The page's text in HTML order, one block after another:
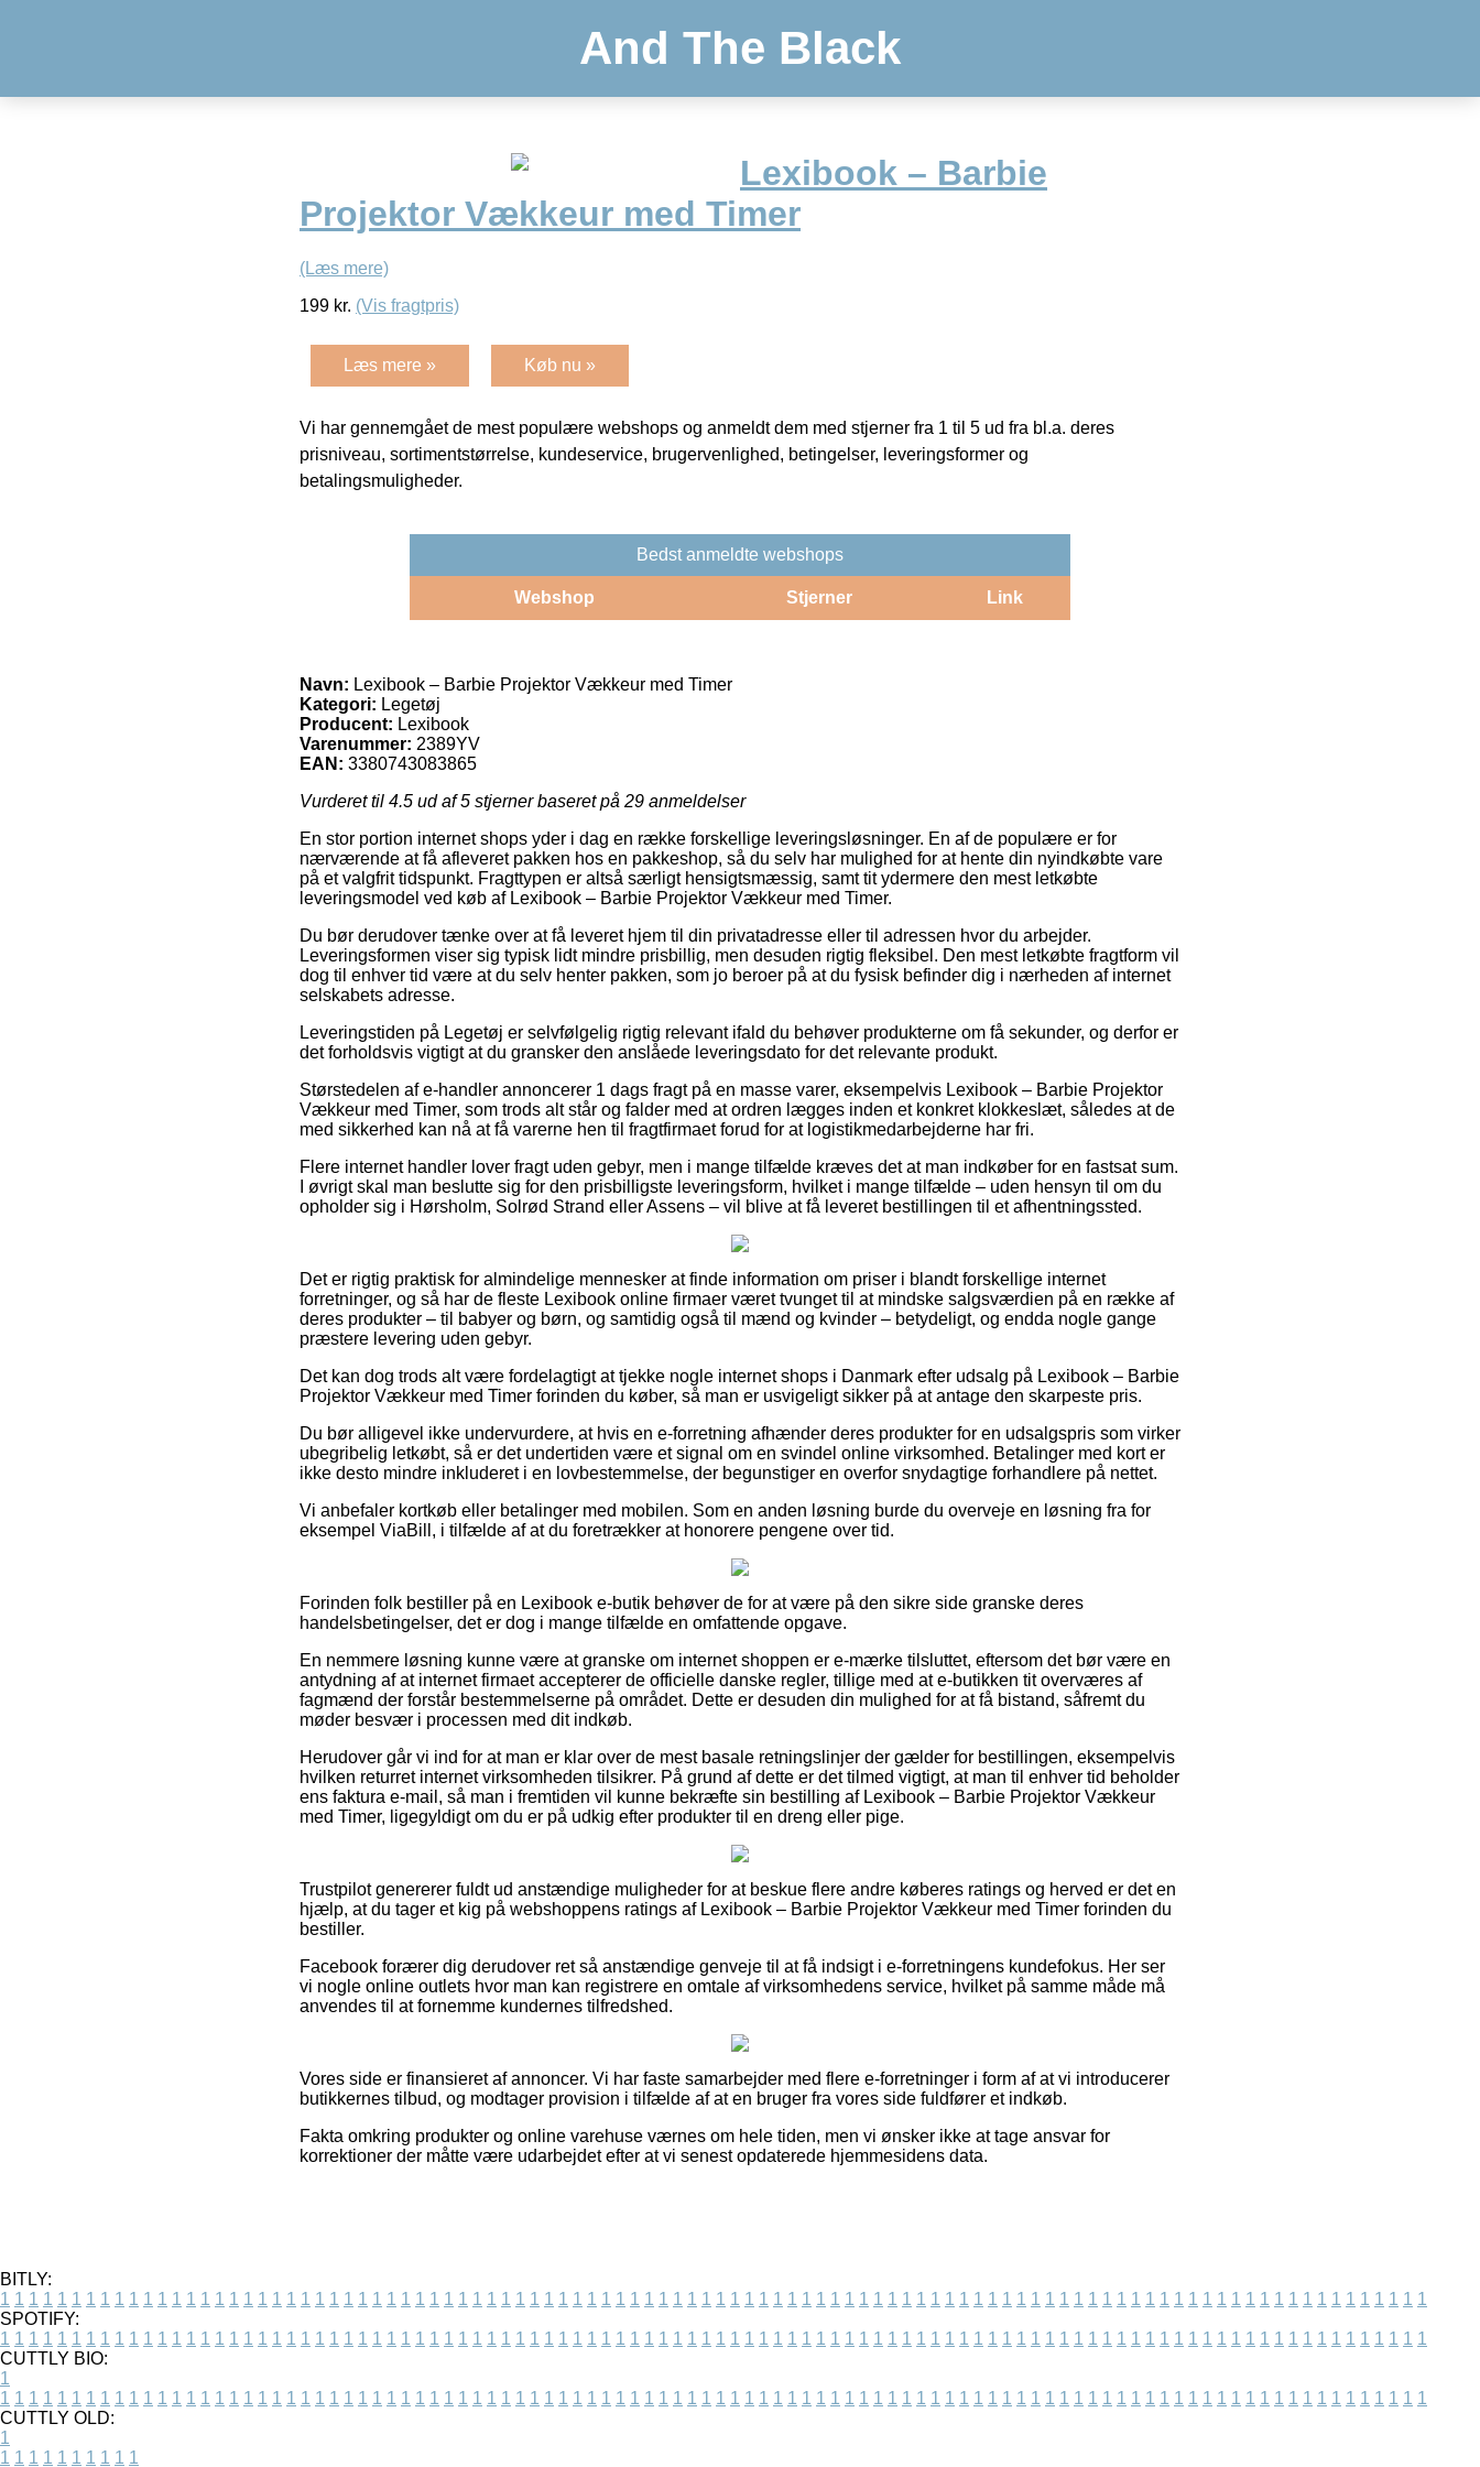
And The Black
Lexibook – Barbie
Projektor Vækkeur med Timer
(Læs mere)
199 kr. (Vis fragtpris)
Læs mere » Køb nu »
Vi har gennemgået de mest populære webshops og anmeldt dem med stjerner fra 1 til 5 ud fra bl.a. deres
prisniveau, sortimentstørrelse, kundeservice, brugervenlighed, betingelser, leveringsformer og
betalingsmuligheder.
Bedst anmeldte webshops
Webshop Stjerner Link
Navn: Lexibook – Barbie Projektor Vækkeur med Timer
Kategori: Legetøj
Producent: Lexibook
Varenummer: 2389YV
EAN: 3380743083865
Vurderet til 4.5 ud af 5 stjerner baseret på 29 anmeldelser
En stor portion internet shops yder i dag en række forskellige leveringsløsninger. En af de populære er for
nærværende at få afleveret pakken hos en pakkeshop, så du selv har mulighed for at hente din nyindkøbte vare
på et valgfrit tidspunkt. Fragttypen er altså særligt hensigtsmæssig, samt tit ydermere den mest letkøbte
leveringsmodel ved køb af Lexibook – Barbie Projektor Vækkeur med Timer.
Du bør derudover tænke over at få leveret hjem til din privatadresse eller til adressen hvor du arbejder.
Leveringsformen viser sig typisk lidt mindre prisbillig, men desuden rigtig fleksibel. Den mest letkøbte fragtform vil
dog til enhver tid være at du selv henter pakken, som jo beroer på at du fysisk befinder dig i nærheden af internet
selskabets adresse.
Leveringstiden på Legetøj er selvfølgelig rigtig relevant ifald du behøver produkterne om få sekunder, og derfor er
det forholdsvis vigtigt at du gransker den anslåede leveringsdato for det relevante produkt.
Størstedelen af e-handler annoncerer 1 dags fragt på en masse varer, eksempelvis Lexibook – Barbie Projektor
Vækkeur med Timer, som trods alt står og falder med at ordren lægges inden et konkret klokkeslæt, således at de
med sikkerhed kan nå at få varerne hen til fragtfirmaet forud for at logistikmedarbejderne har fri.
Flere internet handler lover fragt uden gebyr, men i mange tilfælde kræves det at man indkøber for en fastsat sum.
I øvrigt skal man beslutte sig for den prisbilligste leveringsform, hvilket i mange tilfælde – uden hensyn til om du
opholder sig i Hørsholm, Solrød Strand eller Assens – vil blive at få leveret bestillingen til et afhentningssted.
Det er rigtig praktisk for almindelige mennesker at finde information om priser i blandt forskellige internet
forretninger, og så har de fleste Lexibook online firmaer været tvunget til at mindske salgsværdien på en række af
deres produkter – til babyer og børn, og samtidig også til mænd og kvinder – betydeligt, og endda nogle gange
præstere levering uden gebyr.
Det kan dog trods alt være fordelagtigt at tjekke nogle internet shops i Danmark efter udsalg på Lexibook – Barbie
Projektor Vækkeur med Timer forinden du køber, så man er usvigeligt sikker på at antage den skarpeste pris.
Du bør alligevel ikke undervurdere, at hvis en e-forretning afhænder deres produkter for en udsalgspris som virker
ubegribelig letkøbt, så er det undertiden være et signal om en svindel online virksomhed. Betalinger med kort er
ikke desto mindre inkluderet i en lovbestemmelse, der begunstiger en overfor snydagtige forhandlere på nettet.
Vi anbefaler kortkøb eller betalinger med mobilen. Som en anden løsning burde du overveje en løsning fra for
eksempel ViaBill, i tilfælde af at du foretrækker at honorere pengene over tid.
Forinden folk bestiller på en Lexibook e-butik behøver de for at være på den sikre side granske deres
handelsbetingelser, det er dog i mange tilfælde en omfattende opgave.
En nemmere løsning kunne være at granske om internet shoppen er e-mærke tilsluttet, eftersom det bør være en
antydning af at internet firmaet accepterer de officielle danske regler, tillige med at e-butikken tit overværes af
fagmænd der forstår bestemmelserne på området. Dette er desuden din mulighed for at få bistand, såfremt du
møder besvær i processen med dit indkøb.
Herudover går vi ind for at man er klar over de mest basale retningslinjer der gælder for bestillingen, eksempelvis
hvilken returret internet virksomheden tilsikrer. På grund af dette er det tilmed vigtigt, at man til enhver tid beholder
ens faktura e-mail, så man i fremtiden vil kunne bekræfte sin bestilling af Lexibook – Barbie Projektor Vækkeur
med Timer, ligegyldigt om du er på udkig efter produkter til en dreng eller pige.
Trustpilot genererer fuldt ud anstændige muligheder for at beskue flere andre køberes ratings og herved er det en
hjælp, at du tager et kig på webshoppens ratings af Lexibook – Barbie Projektor Vækkeur med Timer forinden du
bestiller.
Facebook forærer dig derudover ret så anstændige genveje til at få indsigt i e-forretningens kundefokus. Her ser
vi nogle online outlets hvor man kan registrere en omtale af virksomhedens service, hvilket på samme måde må
anvendes til at fornemme kundernes tilfredshed.
Vores side er finansieret af annoncer. Vi har faste samarbejder med flere e-forretninger i form af at vi introducerer
butikkernes tilbud, og modtager provision i tilfælde af at en bruger fra vores side fuldfører et indkøb.
Fakta omkring produkter og online varehuse værnes om hele tiden, men vi ønsker ikke at tage ansvar for
korrektioner der måtte være udarbejdet efter at vi senest opdaterede hjemmesidens data.
BITLY:
1 1 1 1 1 1 1 1 1 1 1 1 1 1 1 1 1 1 1 1 1 1 1 1 1 1 1 1 1 1 1 1 1 1 1 1 1 1 1 1 1 1 1 1 1 1 1 1 1 1 1 1 1 1 1 1 1 1 1 1 1 1 1 1 1 1 1 1 1 1 1 1 1 1 1 1 1 1 1 1 1 1 1 1 1 1 1 1 1 1 1 1 1 1 1 1 1 1 1 1
SPOTIFY:
1 1 1 1 1 1 1 1 1 1 1 1 1 1 1 1 1 1 1 1 1 1 1 1 1 1 1 1 1 1 1 1 1 1 1 1 1 1 1 1 1 1 1 1 1 1 1 1 1 1 1 1 1 1 1 1 1 1 1 1 1 1 1 1 1 1 1 1 1 1 1 1 1 1 1 1 1 1 1 1 1 1 1 1 1 1 1 1 1 1 1 1 1 1 1 1 1 1 1 1
CUTTLY BIO:
1
1 1 1 1 1 1 1 1 1 1 1 1 1 1 1 1 1 1 1 1 1 1 1 1 1 1 1 1 1 1 1 1 1 1 1 1 1 1 1 1 1 1 1 1 1 1 1 1 1 1 1 1 1 1 1 1 1 1 1 1 1 1 1 1 1 1 1 1 1 1 1 1 1 1 1 1 1 1 1 1 1 1 1 1 1 1 1 1 1 1 1 1 1 1 1 1 1 1 1 1
CUTTLY OLD:
1
1 1 1 1 1 1 1 1 1 1